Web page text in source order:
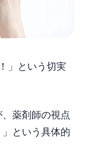
」という切実
薬剤師の視点
という具体的